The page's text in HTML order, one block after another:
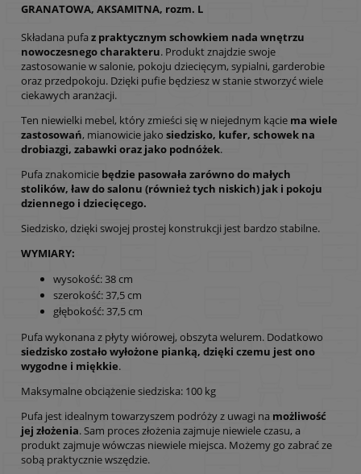
GRANATOWA, AKSAMITNA, rozm. L
Składana pufa z praktycznym schowkiem nada wnętrzu
nowoczesnego charakteru. Produkt znajdzie swoje
zastosowanie w salonie, pokoju dziecięcym, sypialni, garderobie
oraz przedpokoju. Dzięki pufie będziesz w stanie stworzyć wiele
ciekawych aranżacji.
Ten niewielki mebel, który zmieści się w niejednym kącie ma wiele
zastosowań, mianowicie jako siedzisko, kufer, schowek na
drobiazgi, zabawki oraz jako podnóżek.
Pufa znakomicie będzie pasowała zarówno do małych
stolików, ław do salonu (również tych niskich) jak i pokoju
dziennego i dziecięcego.
Siedzisko, dzięki swojej prostej konstrukcji jest bardzo stabilne.
WYMIARY:
wysokość: 38 cm
szerokość: 37,5 cm
głębokość: 37,5 cm
Pufa wykonana z płyty wiórowej, obszyta welurem. Dodatkowo
siedzisko zostało wyłożone pianką, dzięki czemu jest ono
wygodne i miękkie.
Maksymalne obciążenie siedziska: 100 kg
Pufa jest idealnym towarzyszem podróży z uwagi na możliwość
jej złożenia. Sam proces złożenia zajmuje niewiele czasu, a
produkt zajmuje wówczas niewiele miejsca. Możemy go zabrać ze
sobą praktycznie wszędzie.